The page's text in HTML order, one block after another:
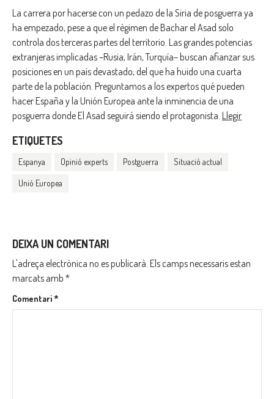
La carrera por hacerse con un pedazo de la Siria de posguerra ya
ha empezado, pese a que el régimen de Bachar el Asad solo
controla dos terceras partes del territorio. Las grandes potencias
extranjeras implicadas –Rusia, Irán, Turquía– buscan afianzar sus
posiciones en un país devastado, del que ha huido una cuarta
parte de la población. Preguntamos a los expertos qué pueden
hacer España y la Unión Europea ante la inminencia de una
posguerra donde El Asad seguirá siendo el protagonista. Llegir
ETIQUETES
Espanya Opinió experts Postguerra Situació actual
Unió Europea
DEIXA UN COMENTARI
L'adreça electrònica no es publicarà. Els camps necessaris estan
marcats amb *
Comentari*